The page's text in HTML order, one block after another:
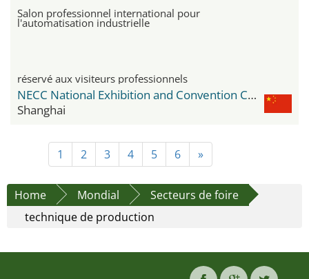
Salon professionnel international pour
l'automatisation industrielle
réservé aux visiteurs professionnels
NECC National Exhibition and Convention Center
Shanghai
1 2 3 4 5 6 »
Home Mondial
Secteurs de foire
technique de production